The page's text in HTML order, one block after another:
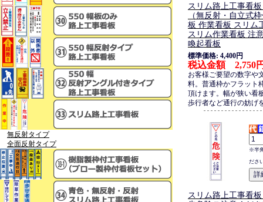
無反射タイプ
全面反射タイプ
スリム路上工事看
（無反射・自立式
板 作業看板 スリ
スリム作業看板 注
喚起看板
標準価格: 4,400円
税込金額 2,750
お客様ご要望の数字や
料。普通枠かフラット
頂けます。幅が狭い看
歩行者など通行の妨げ
※半
ださ
スリム路上工事看